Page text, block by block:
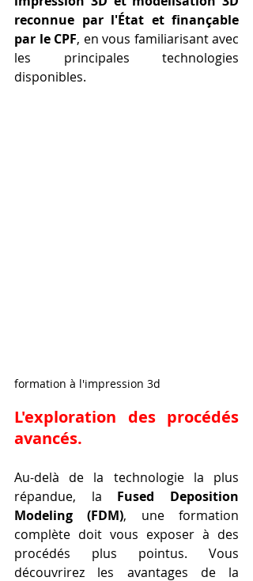
reconnue par l'État et finançable
par le CPF, en vous familiarisant avec
les principales technologies
disponibles.
formation à l'impression 3d
L'exploration des procédés
avancés.
Au-delà de la technologie la plus
répandue, la Fused Deposition
Modeling (FDM), une formation
complète doit vous exposer à des
procédés plus pointus. Vous